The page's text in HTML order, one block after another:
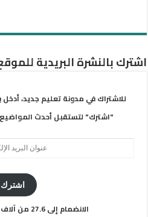
اشترك بالنشرة البريدية
للاشتراك في مدونة تعليم جديد،
"اشترك" لتستقبل أحدث المواضيع
اشترك
الانضمام إلى 27.6 من آلاف المشتركين الآخرين